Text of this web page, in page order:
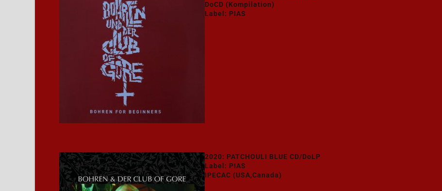
DoCD (Kompilation)
Label: PIAS
2020: PATCHOULI BLUE CD/DoLP
Label: PIAS
IPECAC (USA,Canada)